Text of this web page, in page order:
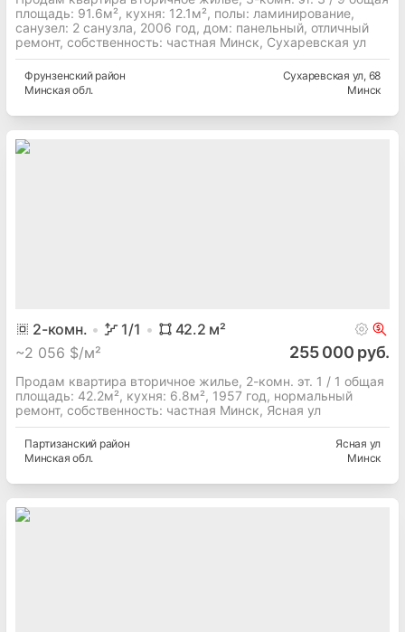
площадь: 91.6м², кухня: 12.1м², полы: ламинирование,
cанузел: 2 санузла, 2006 год, дом: панельный, отличный
ремонт, собственность: частная Минск, Сухаревская ул
Фрунзенскийрайон
Минская обл.
Сухаревская ул, 68
Минск
2-комн. 1/1 42.2 м²
~2 056 $/м² 255 000 руб.
Продам квартира вторичное жилье, 2-комн. эт. 1 / 1 общая
площадь: 42.2м², кухня: 6.8м², 1957 год, нормальный
ремонт, собственность: частная Минск, Ясная ул
Партизанский район
Минская обл.
Ясная ул
Минск